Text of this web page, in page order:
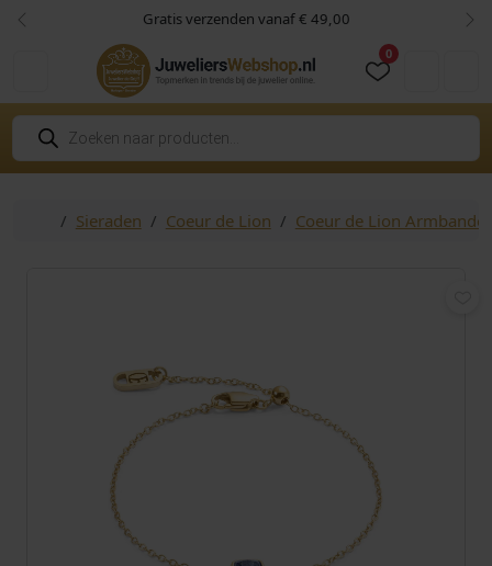
Skip to content
Skip to footer Gratis verzenden vanaf € 49,00
Vorige
0
P
o
d
HomeSieraden Coeur de Lion Coeur de Lion